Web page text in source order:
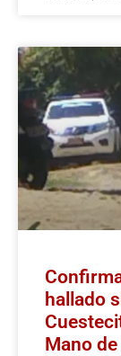
hallado
Mano